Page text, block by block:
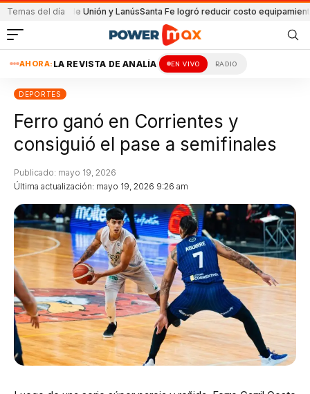
Temas del día
de Unión y LanúsSanta Fe logró reducir costo equipamiento
AHORA: LA REVISTA DE ANALÍA EN VIVO RADIO
DEPORTES
Ferro ganó en Corrientes y
consiguió el pase a semifinales
Última actualización: mayo 19, 2026 9:26 am
Publicado: mayo 19, 2026